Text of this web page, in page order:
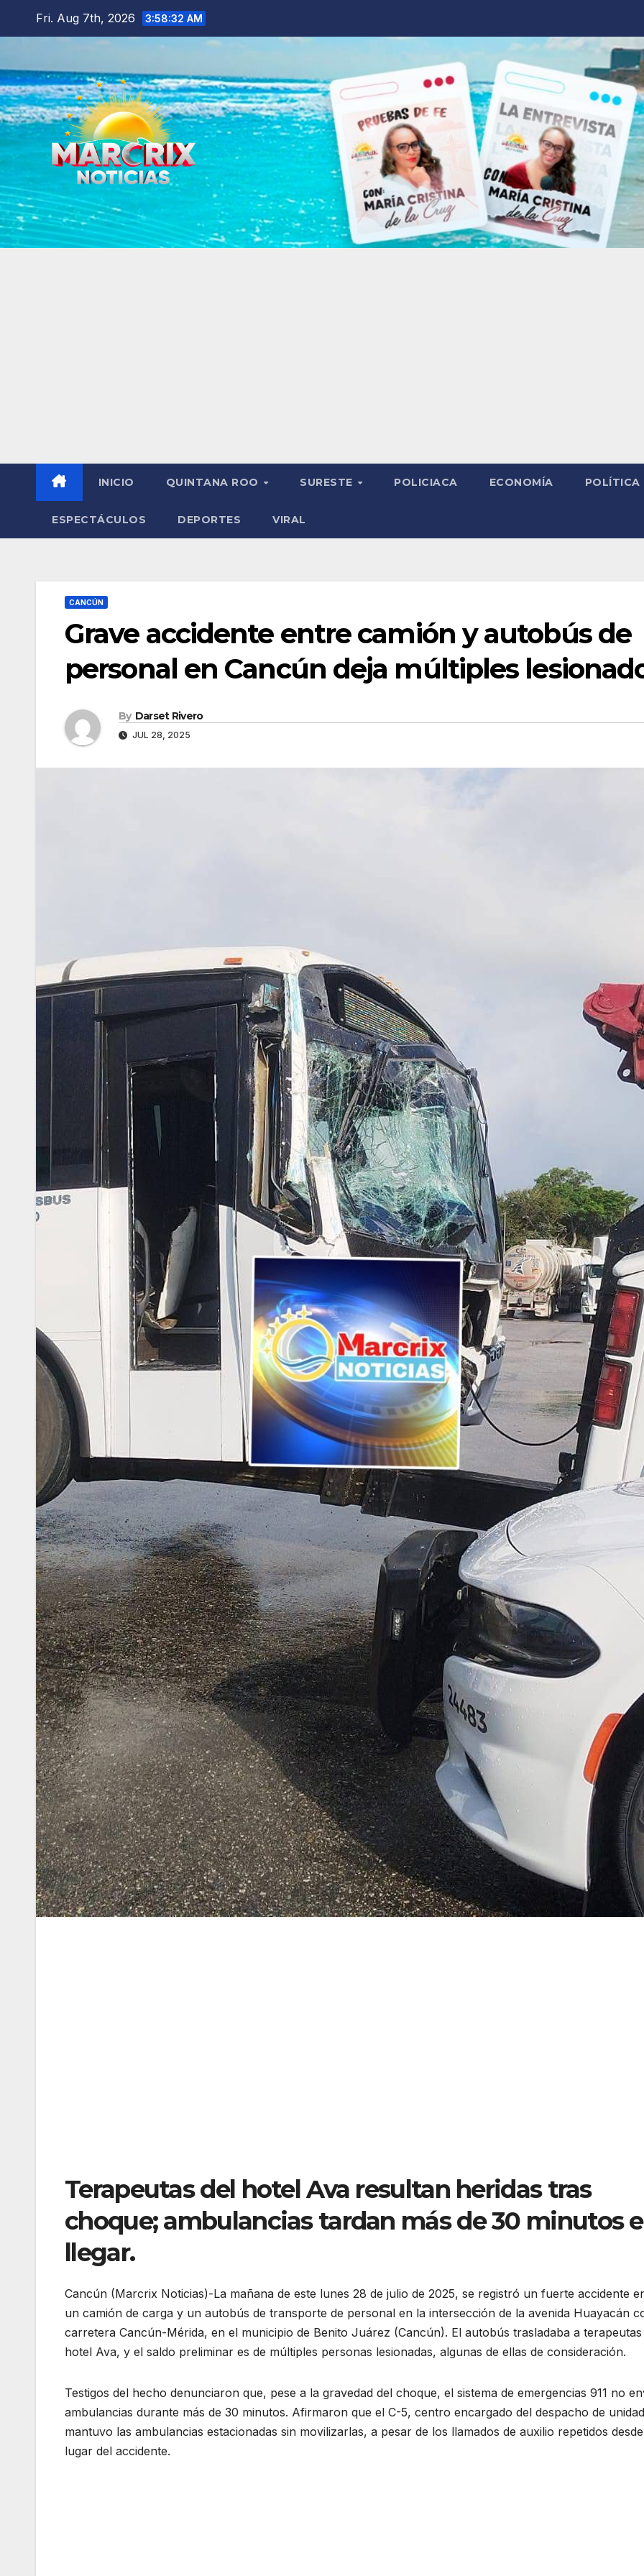
Fri. Aug 7th, 2026 3:58:33 AM
INICIO QUINTANA ROO SURESTE POLICIACA ECONOMÍA POLÍTICA
ESPECTÁCULOS DEPORTES VIRAL
CANCÚN
Grave accidente entre camión y autobús de
personal en Cancún deja múltiples
By Darset Rivero
JUL 28, 2025
Terapeutas del hotel Ava resultan heridas tras
choque; ambulancias tardan más de 30 minutos
llegar.
Cancún (Marcrix Noticias)-La mañana de este lunes 28 de julio de 2025, se registró un fuerte accidente
un camión de carga y un autobús de transporte de personal en la intersección de la avenida Huayacán
carretera Cancún-Mérida, en el municipio de Benito Juárez (Cancún). El autobús trasladaba a terapeutas
hotel Ava, y el saldo preliminar es de múltiples personas lesionadas, algunas de ellas de consideración.
Testigos del hecho denunciaron que, pese a la gravedad del choque, el sistema de emergencias 911 no
ambulancias durante más de 30 minutos. Afirmaron que el C-5, centro encargado del despacho de
mantuvo las ambulancias estacionadas sin movilizarlas, a pesar de los llamados de auxilio repetidos
lugar del accidente.